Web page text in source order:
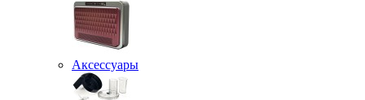
Аксессуары